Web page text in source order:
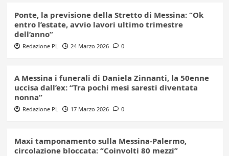
Ponte, la previsione della Stretto di Messina: “Ok
entro l’estate, avvio lavori ultimo trimestre
dell’anno”
Redazione PL 24 Marzo 2026 0
A Messina i funerali di Daniela Zinnanti, la 50enne
uccisa dall’ex: “Tra pochi mesi saresti diventata
nonna”
Redazione PL 17 Marzo 2026 0
Maxi tamponamento sulla Messina-Palermo,
circolazione bloccata: “Coinvolti 80 mezzi”